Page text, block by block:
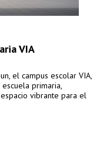
VIA
el campus escolar VIA,
primaria,
vibrante para el